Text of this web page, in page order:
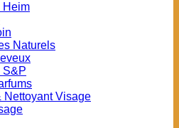
Heim
Naturels
S&P
Nettoyant Visage